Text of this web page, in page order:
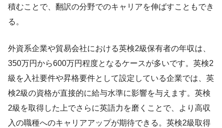
積むことで、翻訳の分野でのキャリアを伸ばすこともでき
る。
外資系企業や貿易会社における英検2級保有者の年収は、
350万円から600万円程度となるケースが多いです。英検2
級を入社要件や昇格要件として設定している企業では、英
検2級の資格が直接的に給与水準に影響を与えます。英検
2級を取得した上でさらに英語力を磨くことで、より高収
入の職種へのキャリアアップが期待できる。英検2級取得